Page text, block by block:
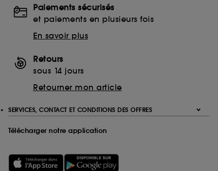
Paiements sécurisés
et paiements en plusieurs fois
En savoir plus
Retours
sous 14 jours
Retourner mon article
SERVICES, CONTACT ET CONDITIONS DES OFFRES
Télécharger notre application